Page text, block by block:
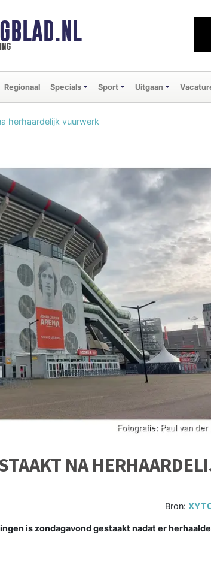
Regionaal Specials Sport Uitgaan
herhaardelijk vuurwerk
NA
Bron:
is zondagavond gestaakt nadat er